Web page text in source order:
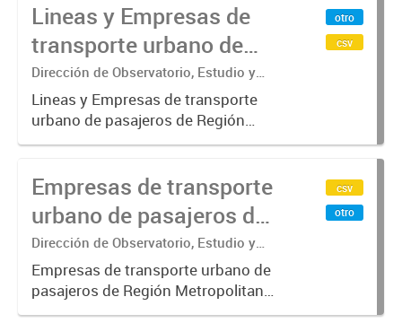
vigentes al 01/10/2019.-
Lineas y Empresas de
transporte urbano de
pasajeros de Región
Metropolitana de
Buenos Aires - SUBE
Dirección de Observatorio, Estudio y
Sistemas – Ministerio de Transporte
Lineas y Empresas de transporte
urbano de pasajeros de Región
Metropolitana de Buenos Aires
metro y colectivos. Empresas que
operan con SUBE .-
otro
csv
Empresas de transporte
urbano de pasajeros de
Región Metropolitana de
Buenos Aires - SUBE
Dirección de Observatorio, Estudio y
Sistemas – Ministerio de Transporte
Empresas de transporte urbano de
pasajeros de Región Metropolitana
de Buenos Aires incluyendo trenes,
csv
otro